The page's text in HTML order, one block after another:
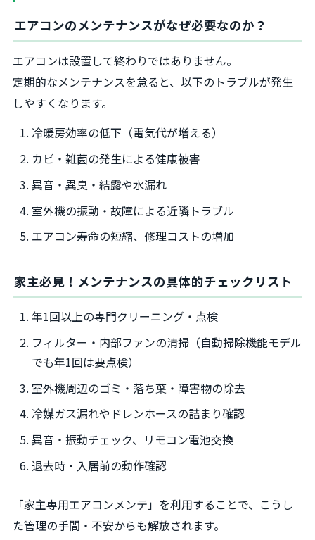
エアコンのメンテナンスがなぜ必要なのか？
エアコンは設置して終わりではありません。
定期的なメンテナンスを怠ると、以下のトラブルが発生
しやすくなります。
冷暖房効率の低下（電気代が増える）
カビ・雑菌の発生による健康被害
異音・異臭・結露や水漏れ
室外機の振動・故障による近隣トラブル
エアコン寿命の短縮、修理コストの増加
家主必見！メンテナンスの具体的チェックリスト
年1回以上の専門クリーニング・点検
フィルター・内部ファンの清掃（自動掃除機能モデル
でも年1回は要点検）
室外機周辺のゴミ・落ち葉・障害物の除去
冷媒ガス漏れやドレンホースの詰まり確認
異音・振動チェック、リモコン電池交換
退去時・入居前の動作確認
「家主専用エアコンメンテ」を利用することで、こうし
た管理の手間・不安からも解放されます。